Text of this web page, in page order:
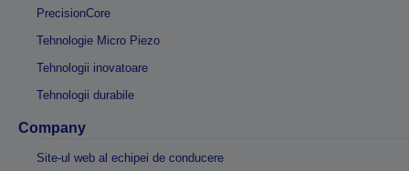
PrecisionCore
Tehnologie Micro Piezo
Tehnologii inovatoare
Tehnologii durabile
Company
Site-ul web al echipei de conducere